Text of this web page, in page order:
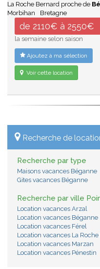
La Roche Bernard proche de
Morbihan
Bretagne
de 2110€ à 2550€
la semaine selon saison
Ajoutez à ma sélection
Voir cette location
Recherche de
Recherche par type
Maisons vacances Béganne
Gites vacances Béganne
Recherche par ville
Location vacances Arzal
Location vacances Béganne
Location vacances Férel
Location vacances La
Location vacances Marzan
Location vacances Pénestin